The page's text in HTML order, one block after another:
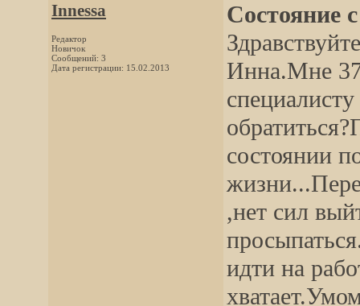
Innessa
Редактор
Новичок
Сообщений: 3
Дата регистрации: 15.02.2013
Состояние
Инна.Мне
состоянии
,нет сил
идти на